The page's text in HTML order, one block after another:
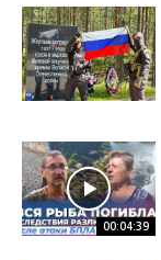
00:04:39